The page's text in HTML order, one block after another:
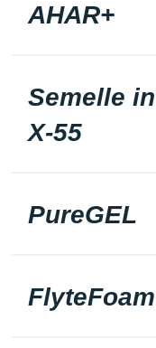
AHAR+
Semelle
X-55
PureGEL